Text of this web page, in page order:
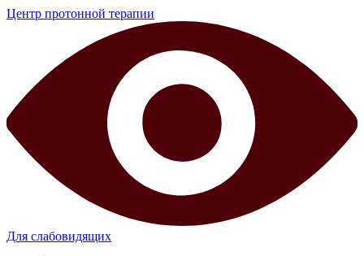
Центр протонной терапии
Для слабовидящих